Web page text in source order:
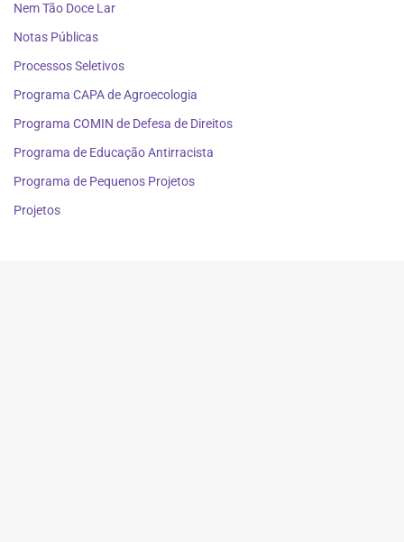
Nem Tão Doce Lar
Notas Públicas
Processos Seletivos
Programa CAPA de Agroecologia
Programa COMIN de Defesa de Direitos
Programa de Educação Antirracista
Programa de Pequenos Projetos
Projetos